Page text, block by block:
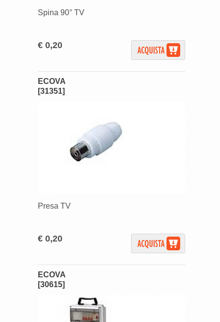
Spina 90° TV
€ 0,20
ECOVA
[31351]
Presa TV
€ 0,20
ECOVA
[30615]